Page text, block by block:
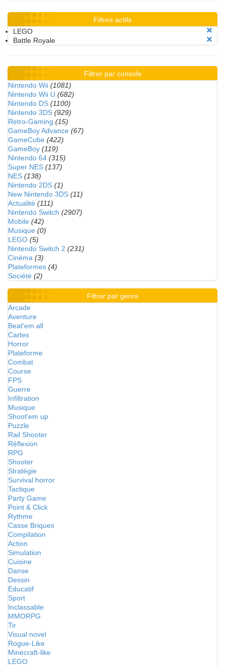
Filtres actifs
LEGO
Battle Royale
Filtrer par console
Nintendo Wii (1081)
Nintendo Wii U (682)
Nintendo DS (1100)
Nintendo 3DS (929)
Retro-Gaming (15)
GameBoy Advance (67)
GameCube (422)
GameBoy (119)
Nintendo 64 (315)
Super NES (137)
NES (138)
Nintendo 2DS (1)
New Nintendo 3DS (11)
Actualité (111)
Nintendo Switch (2907)
Mobile (42)
Musique (0)
LEGO (5)
Nintendo Switch 2 (231)
Cinéma (3)
Plateformes (4)
Société (2)
Filtrer par genre
Arcade
Aventure
Beat'em all
Cartes
Horror
Plateforme
Combat
Course
FPS
Guerre
Infiltration
Musique
Shoot'em up
Puzzle
Rail Shooter
Réflexion
RPG
Shooter
Stratégie
Survival horror
Tactique
Party Game
Point & Click
Rythme
Casse Briques
Compilation
Action
Simulation
Cuisine
Danse
Dessin
Educatif
Sport
Inclassable
MMORPG
Tir
Visual novel
Rogue-Like
Minecraft-like
LEGO